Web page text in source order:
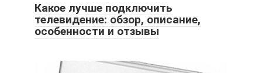
Какое лучше подключить
телевидение: обзор, описание,
особенности и отзывы